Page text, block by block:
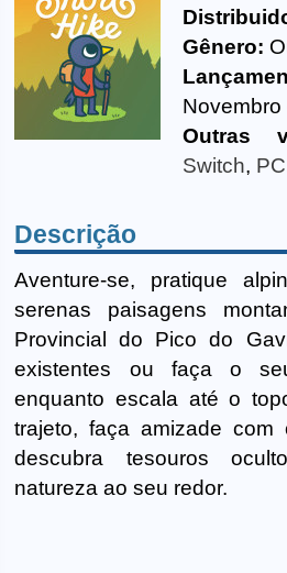
Gênero:
Novembro
Outras
Switch, PC
Descrição
Aventure-se, pratique
serenas paisagens
Provincial do Pico do
existentes ou faça o
enquanto escala até o
trajeto, faça amizade com
descubra tesouros
natureza ao seu redor.